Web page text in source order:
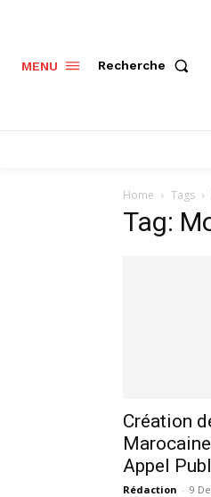
MENU Recherche
Home Tags
Tag:
Création
Appel
Rédaction - 9